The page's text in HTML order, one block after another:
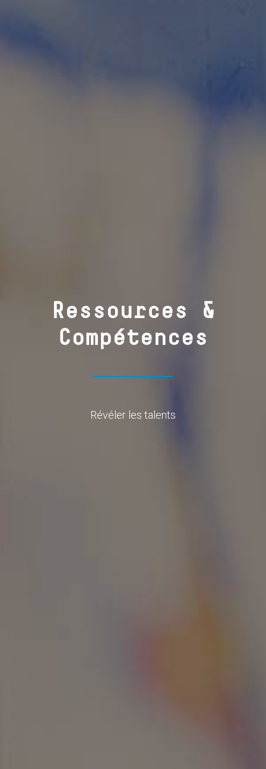
Ressources &
Compétences
Révéler les talents